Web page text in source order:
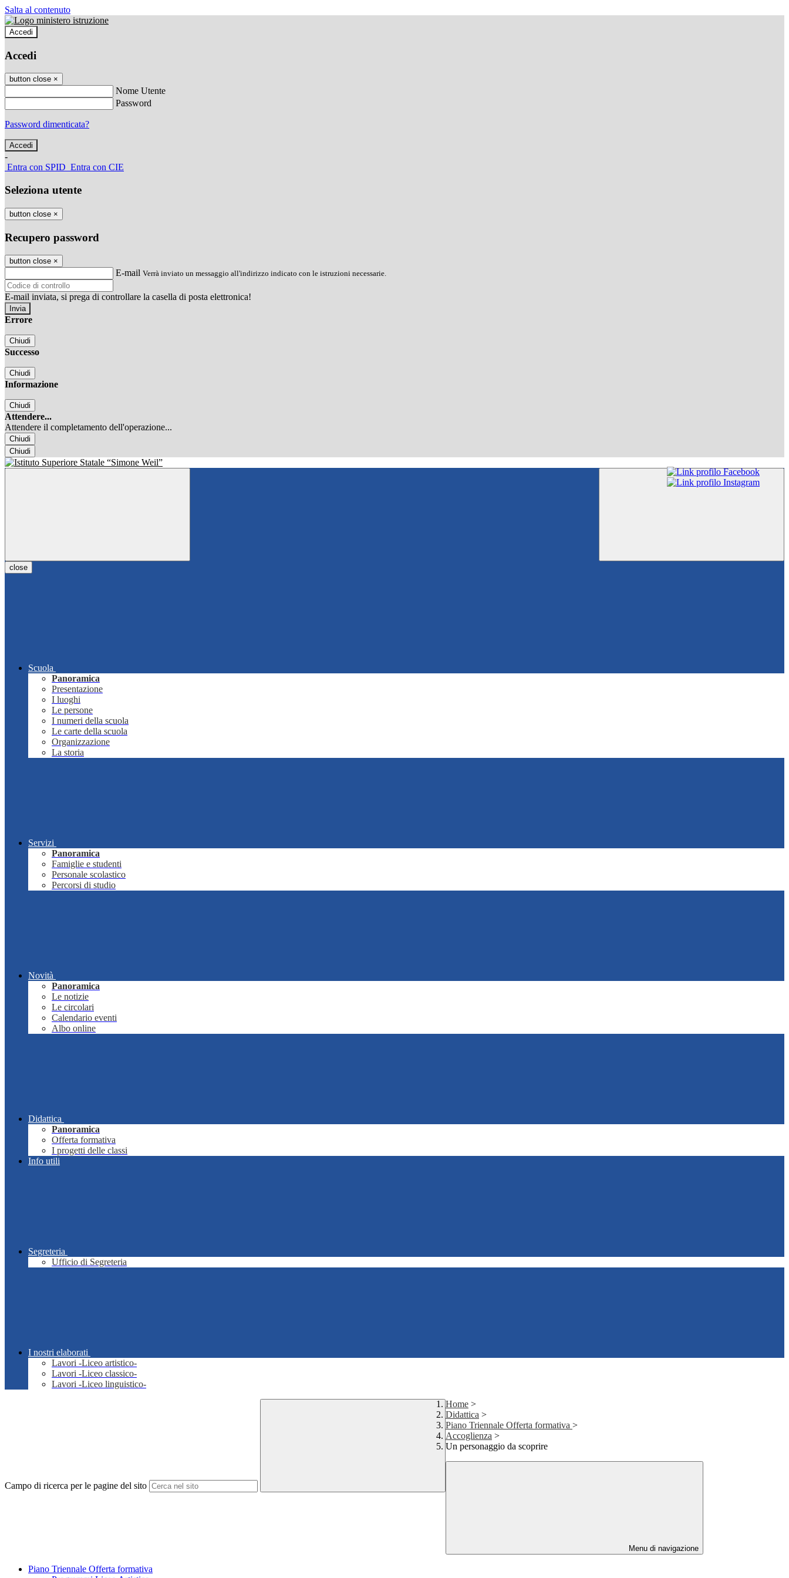
Salta al contenuto
Accedi
Accedi
button close ×
Nome Utente
Password
Password dimenticata?
-
Entra con SPID Entra con CIE
Seleziona utente
button close ×
Recupero password
button close ×
E-mail Verrà inviato un messaggio all'indirizzo indicato con le istruzioni necessarie.
E-mail inviata, si prega di controllare la casella di posta elettronica!
Errore
Chiudi
Successo
Chiudi
Informazione
Chiudi
Attendere...
Attendere il completamento dell'operazione...
Chiudi
Chiudi
close
Scuola
Panoramica
Presentazione
I luoghi
Le persone
I numeri della scuola
Le carte della scuola
Organizzazione
La storia
Servizi
Panoramica
Famiglie e studenti
Personale scolastico
Percorsi di studio
Novità
Panoramica
Le notizie
Le circolari
Calendario eventi
Albo online
Didattica
Panoramica
Offerta formativa
I progetti delle classi
Info utili
Segreteria
Ufficio di Segreteria
I nostri elaborati
Lavori -Liceo artistico-
Lavori -Liceo classico-
Lavori -Liceo linguistico-
Campo di ricerca per le pagine del sito
Home >
Didattica >
Piano Triennale Offerta formativa >
Accoglienza >
Un personaggio da scoprire
Menu di navigazione
Piano Triennale Offerta formativa